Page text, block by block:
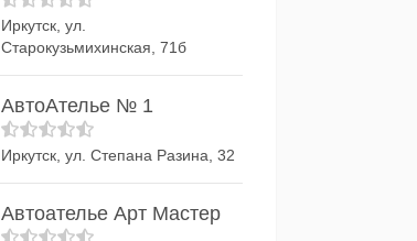
Иркутск, ул.
Старокузьмихинская, 71б
АвтоАтелье № 1
Иркутск, ул. Степана Разина, 32
Автоателье Арт Мастер